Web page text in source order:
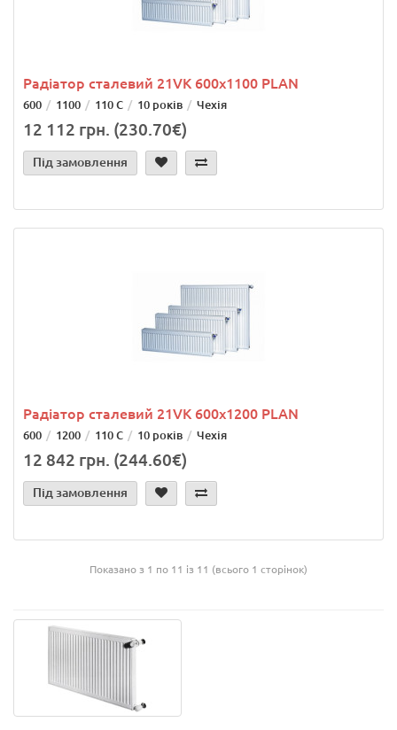
Радіатор сталевий 21VK 600x1100 PLAN
600 1100 110 С 10 років Чехія
12 112 грн. (230.70€)
Під замовлення
Радіатор сталевий 21VK 600x1200 PLAN
600 1200 110 С 10 років Чехія
12 842 грн. (244.60€)
Під замовлення
Показано з 1 по 11 із 11 (всього 1 сторінок)